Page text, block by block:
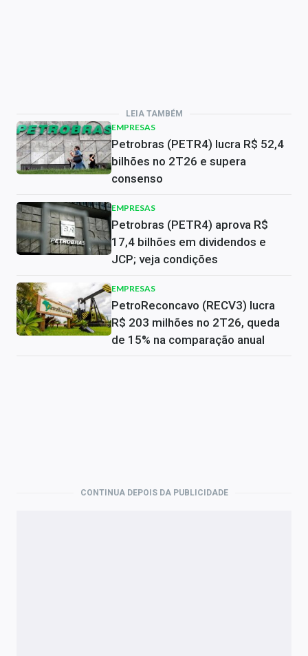
LEIA TAMBÉM
EMPRESAS
Petrobras (PETR4) lucra R$ 52,4
bilhões no 2T26 e supera
consenso
EMPRESAS
Petrobras (PETR4) aprova R$
17,4 bilhões em dividendos e
JCP; veja condições
EMPRESAS
PetroReconcavo (RECV3) lucra
R$ 203 milhões no 2T26, queda
de 15% na comparação anual
CONTINUA DEPOIS DA PUBLICIDADE